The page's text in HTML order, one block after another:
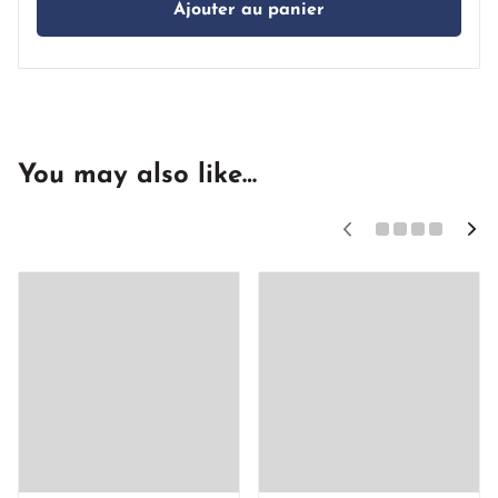
Ajouter au panier
You may also like…